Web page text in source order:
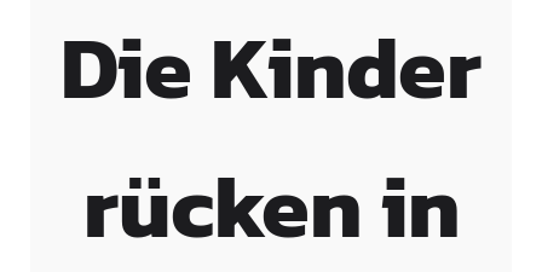
Die Kinder
rücken in